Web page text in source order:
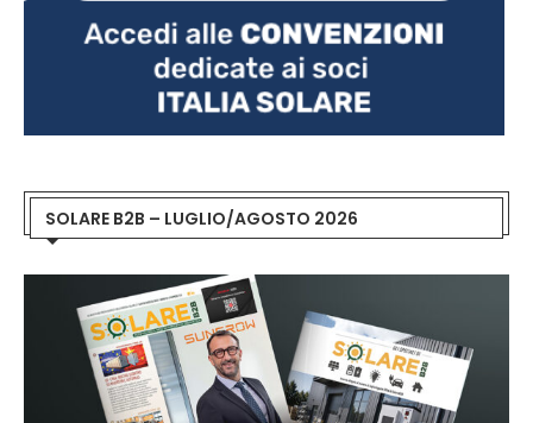
SOLARE B2B – LUGLIO/AGOSTO 2026